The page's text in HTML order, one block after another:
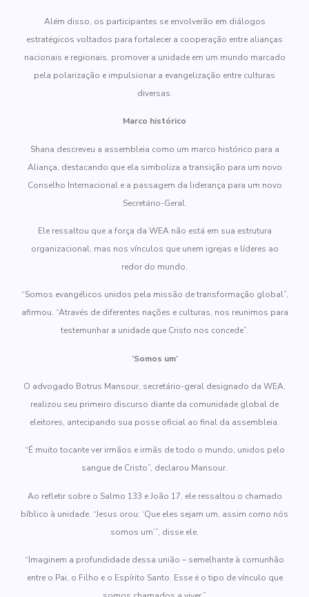
Além disso, os participantes se envolverão em diálogos
estratégicos voltados para fortalecer a cooperação entre alianças
nacionais e regionais, promover a unidade em um mundo marcado
pela polarização e impulsionar a evangelização entre culturas
diversas.
Marco histórico
Shana descreveu a assembleia como um marco histórico para a
Aliança, destacando que ela simboliza a transição para um novo
Conselho Internacional e a passagem da liderança para um novo
Secretário-Geral.
Ele ressaltou que a força da WEA não está em sua estrutura
organizacional, mas nos vínculos que unem igrejas e líderes ao
redor do mundo.
“Somos evangélicos unidos pela missão de transformação global”,
afirmou. “Através de diferentes nações e culturas, nos reunimos para
testemunhar a unidade que Cristo nos concede”.
‘Somos um’
O advogado Botrus Mansour, secretário-geral designado da WEA,
realizou seu primeiro discurso diante da comunidade global de
eleitores, antecipando sua posse oficial ao final da assembleia.
“É muito tocante ver irmãos e irmãs de todo o mundo, unidos pelo
sangue de Cristo”, declarou Mansour.
Ao refletir sobre o Salmo 133 e João 17, ele ressaltou o chamado
bíblico à unidade. “Jesus orou: ‘Que eles sejam um, assim como nós
somos um’”, disse ele.
“Imaginem a profundidade dessa união – semelhante à comunhão
entre o Pai, o Filho e o Espírito Santo. Esse é o tipo de vínculo que